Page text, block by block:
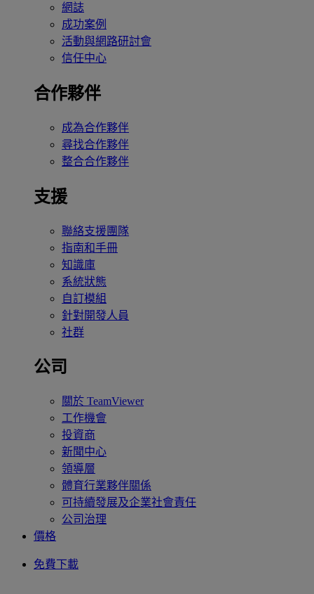
網誌
成功案例
活動與網路研討會
信任中心
合作夥伴
成為合作夥伴
尋找合作夥伴
整合合作夥伴
支援
聯絡支援團隊
指南和手冊
知識庫
系統狀態
自訂模組
針對開發人員
社群
公司
關於 TeamViewer
工作機會
投資商
新聞中心
領導層
體育行業夥伴關係
可持續發展及企業社會責任
公司治理
價格
免費下載